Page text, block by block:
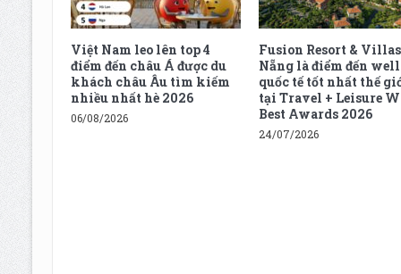
Việt Nam leo lên top 4
điểm đến châu Á được du
khách châu Âu tìm kiếm
nhiều nhất hè 2026
06/08/2026
Fusion Resort &
Nẵng là điểm đến
quốc tế tốt nhất thế
tại Travel + Leisure
Best Awards 2026
24/07/2026